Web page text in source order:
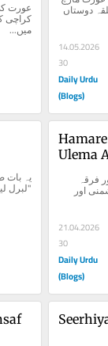
میں...
کراچی کے تناظر میں ہمارے حلقہ دوستاں
14.05.2026
30
Daily Urdu
(Blogs)
"لبرل
Ulema
پرستی برصغیر میں سامراج دشمنی اور
21.04.2026
30
Daily Urdu
(Blogs)